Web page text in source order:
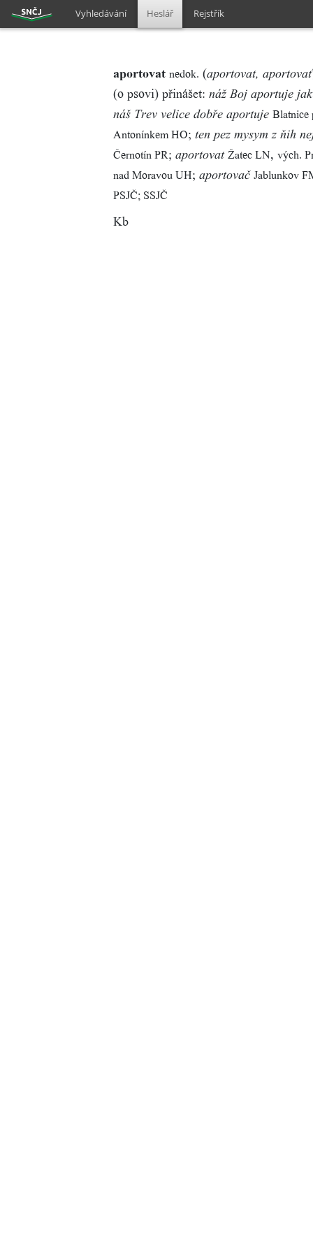
Vyhledávání Heslář Rejstřík
aportovat nedok. (aportovat,
(o psovi) přinášet: náž Boj aportuje
náš Trev velice dobře aportuje Blatnice
Antonínkem HO; ten pez mysym z ňih
Černotín PR; aportovat Žatec LN, vých.
nad Moravou UH; aportovač Jablunkov
PSJČ; SSJČ
Kb